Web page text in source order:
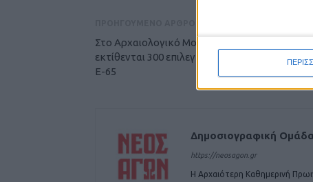
Στο Αρχαιολογικό Μουσείο Καρδίτσας
εκτίθενται 300 επιλεγμένα ευρήματα από τον
Ε-65
Δημοσιογραφική
https://neosagon.gr
Η Αρχαιότερη Καθημερινή